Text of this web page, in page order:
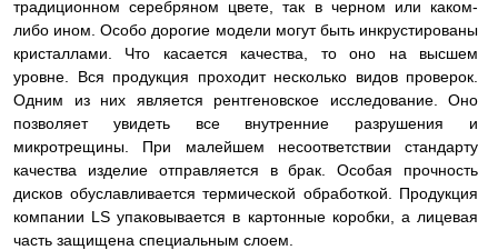
традиционном серебряном цвете, так в черном или каком-
либо ином. Особо дорогие модели могут быть инкрустированы
кристаллами. Что касается качества, то оно на высшем
уровне. Вся продукция проходит несколько видов проверок.
Одним из них является рентгеновское исследование. Оно
позволяет увидеть все внутренние разрушения и
микротрещины. При малейшем несоответствии стандарту
качества изделие отправляется в брак. Особая прочность
дисков обуславливается термической обработкой. Продукция
компании LS упаковывается в картонные коробки, а лицевая
часть защищена специальным слоем.